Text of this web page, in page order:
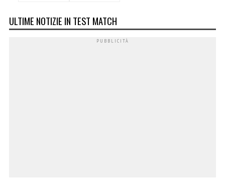
ULTIME NOTIZIE IN TEST MATCH